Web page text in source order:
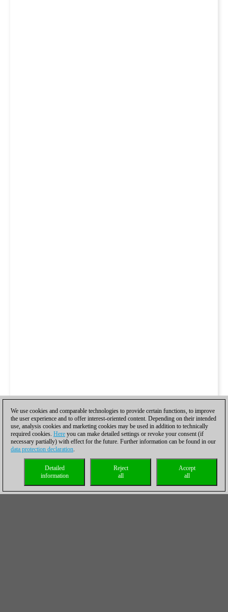
We use cookies and comparable technologies to provide certain functions, to improve
the user experience and to offer interest-oriented content. Depending on their intended
use, analysis cookies and marketing cookies may be used in addition to technically
required cookies. Here you can make detailed settings or revoke your consent (if
necessary partially) with effect for the future. Further information can be found in our
data protection declaration.
Accept
all
Reject
all
Detailed
information